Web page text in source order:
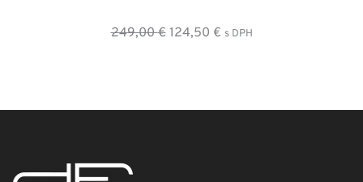
249,00€ Pôvodná
124,50 €Aktuálna
s DPH